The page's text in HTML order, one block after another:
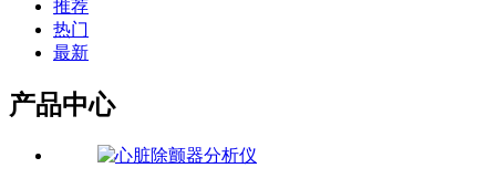
推荐
热门
最新
产品中心